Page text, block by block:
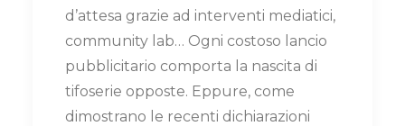
d’attesa grazie ad interventi mediatici,
community lab… Ogni costoso lancio
pubblicitario comporta la nascita di
tifoserie opposte. Eppure, come
dimostrano le recenti dichiarazioni